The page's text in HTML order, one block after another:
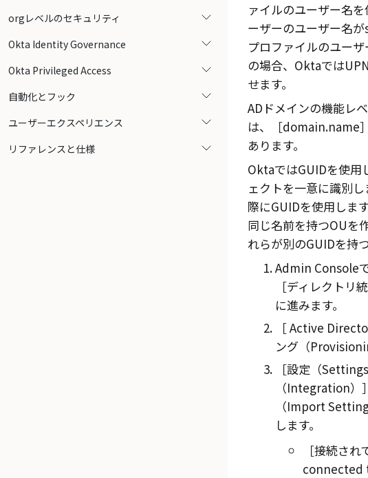
orgレベルのセキュリティ
Okta Identity Governance
Okta Privileged Access
自動化とフック
ユーザーエクスペリエンス
リファレンスと仕様
ァイルのユーザー名
ーザーのユーザー名
プロファイルのユー
の場合、 Oktaでは
せます。
ADドメインの機能レ
は、
domain.name
あります。
OktaではGUIDを使用
ェクトを一意に識別
際にGUIDを使用しま
同じ名前を持つOUを
れらが別のGUIDを持
Admin Console
ディレクトリ
に進みます。
Active
ング（
設定（Settings
（Integration）
（Import
します。
接続され
connected